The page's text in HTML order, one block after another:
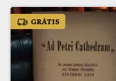
GRÁTIS